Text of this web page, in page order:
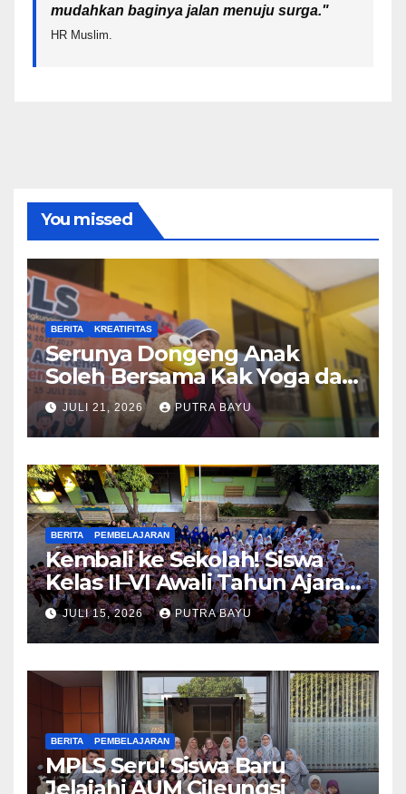
mudahkan baginya jalan menuju surga."
HR Muslim.
You missed
BERITA KREATIFITAS
Serunya Dongeng Anak
Soleh Bersama Kak Yoga dan
Piko
JULI 21, 2026 PUTRA BAYU
BERITA PEMBELAJARAN
Kembali ke Sekolah! Siswa
Kelas II–VI Awali Tahun Ajaran
Baru
JULI 15, 2026 PUTRA BAYU
BERITA PEMBELAJARAN
MPLS Seru! Siswa Baru
Jelajahi AUM Cileungsi